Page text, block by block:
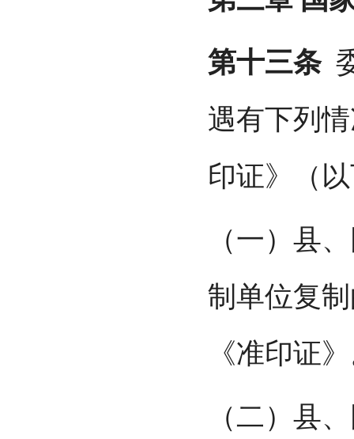
第十三条
遇有下列
印证》（
（一）县
制单位复
《准印证
（二）县